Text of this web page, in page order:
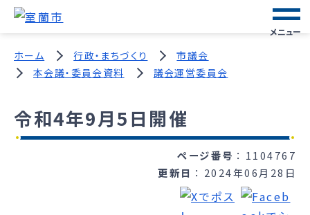
メニュー
ホーム 行政・まちづくり
市議会
本会議・委員会資料
議会運営委員会
令和4年9月5日開催
ページ番号
1104767
更新日
2024年06月28日